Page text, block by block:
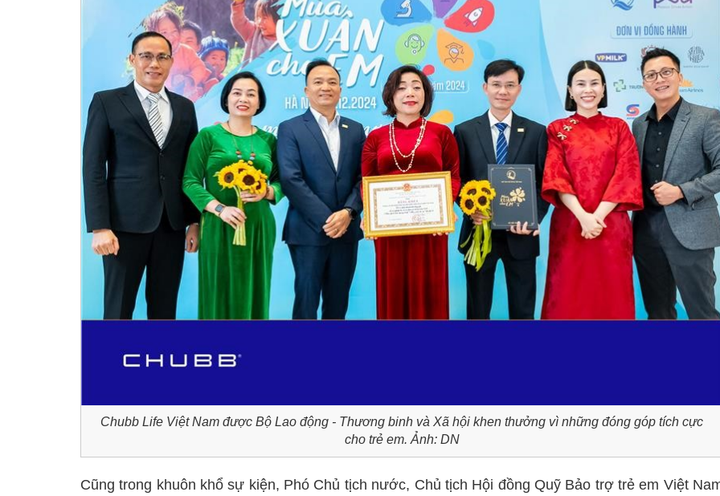
Chubb Life Việt Nam được Bộ Lao động - Thương binh và Xã hội khen thưởng vì những đóng góp tích cực
cho trẻ em. Ảnh: DN
Cũng trong khuôn khổ sự kiện, Phó Chủ tịch nước, Chủ tịch Hội đồng Quỹ Bảo trợ trẻ em Việt